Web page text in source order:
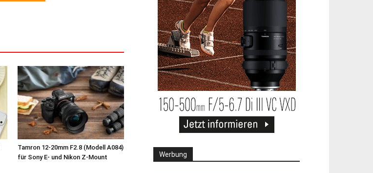
Tamron 12-20mm F2.8 (Modell A084)
für Sony E- und Nikon Z-Mount
Werbung